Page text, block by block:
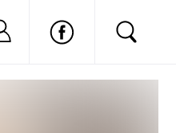
Nu ai cont?